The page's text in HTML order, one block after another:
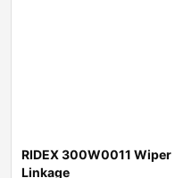
RIDEX 300W0011 Wiper
Linkage